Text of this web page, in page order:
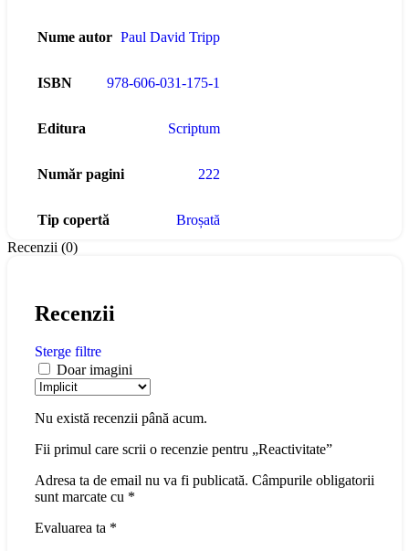
Nume autor Paul David Tripp
ISBN 978-606-031-175-1
Editura Scriptum
Număr pagini 222
Tip copertă
Broșată
Recenzii (0)
Recenzii
Sterge filtre
Doar imagini
Nu există recenzii până acum.
Fii primul care scrii o recenzie pentru „Reactivitate”
Adresa ta de email nu va fi publicată. Câmpurile obligatorii
sunt marcate cu *
Evaluarea ta *